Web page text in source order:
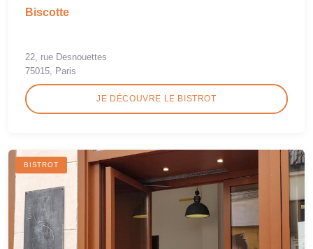
Biscotte
22, rue Desnouettes
75015, Paris
JE DÉCOUVRE LE BISTROT
BISTROT